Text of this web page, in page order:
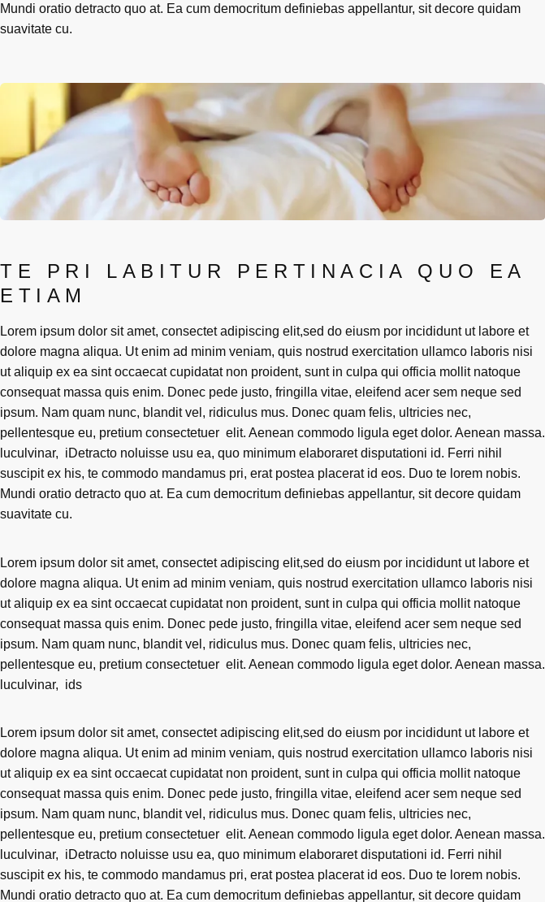
Mundi oratio detracto quo at. Ea cum democritum definiebas appellantur, sit decore quidam
suavitate cu.
TE PRI LABITUR PERTINACIA QUO EA
ETIAM
Lorem ipsum dolor sit amet, consectet adipiscing elit,sed do eiusm por incididunt ut labore et
dolore magna aliqua. Ut enim ad minim veniam, quis nostrud exercitation ullamco laboris nisi
ut aliquip ex ea sint occaecat cupidatat non proident, sunt in culpa qui officia mollit natoque
consequat massa quis enim. Donec pede justo, fringilla vitae, eleifend acer sem neque sed
ipsum. Nam quam nunc, blandit vel, ridiculus mus. Donec quam felis, ultricies nec,
pellentesque eu, pretium consectetuer elit. Aenean commodo ligula eget dolor. Aenean massa.
luculvinar, iDetracto noluisse usu ea, quo minimum elaboraret disputationi id. Ferri nihil
suscipit ex his, te commodo mandamus pri, erat postea placerat id eos. Duo te lorem nobis.
Mundi oratio detracto quo at. Ea cum democritum definiebas appellantur, sit decore quidam
suavitate cu.
Lorem ipsum dolor sit amet, consectet adipiscing elit,sed do eiusm por incididunt ut labore et
dolore magna aliqua. Ut enim ad minim veniam, quis nostrud exercitation ullamco laboris nisi
ut aliquip ex ea sint occaecat cupidatat non proident, sunt in culpa qui officia mollit natoque
consequat massa quis enim. Donec pede justo, fringilla vitae, eleifend acer sem neque sed
ipsum. Nam quam nunc, blandit vel, ridiculus mus. Donec quam felis, ultricies nec,
pellentesque eu, pretium consectetuer elit. Aenean commodo ligula eget dolor. Aenean massa.
luculvinar, ids
Lorem ipsum dolor sit amet, consectet adipiscing elit,sed do eiusm por incididunt ut labore et
dolore magna aliqua. Ut enim ad minim veniam, quis nostrud exercitation ullamco laboris nisi
ut aliquip ex ea sint occaecat cupidatat non proident, sunt in culpa qui officia mollit natoque
consequat massa quis enim. Donec pede justo, fringilla vitae, eleifend acer sem neque sed
ipsum. Nam quam nunc, blandit vel, ridiculus mus. Donec quam felis, ultricies nec,
pellentesque eu, pretium consectetuer elit. Aenean commodo ligula eget dolor. Aenean massa.
luculvinar, iDetracto noluisse usu ea, quo minimum elaboraret disputationi id. Ferri nihil
suscipit ex his, te commodo mandamus pri, erat postea placerat id eos. Duo te lorem nobis.
Mundi oratio detracto quo at. Ea cum democritum definiebas appellantur, sit decore quidam